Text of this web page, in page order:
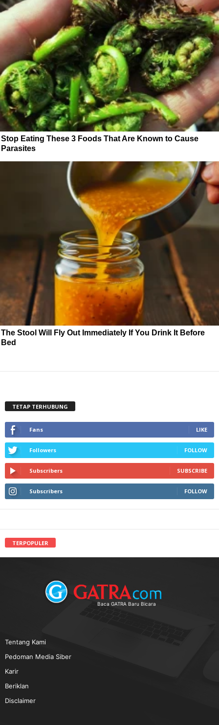
Stop Eating These 3 Foods That Are Known to Cause
Parasites
The Stool Will Fly Out Immediately If You Drink It Before
Bed
TETAP TERHUBUNG
Fans LIKE
Followers FOLLOW
Subscribers SUBSCRIBE
Subscribers FOLLOW